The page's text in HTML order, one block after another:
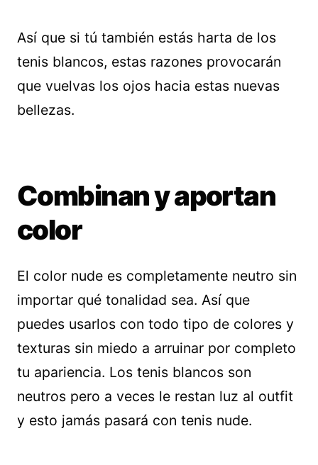
Así que si tú también estás harta de los
tenis blancos, estas razones provocarán
que vuelvas los ojos hacia estas nuevas
bellezas.
Combinan y aportan
color
El color nude es completamente neutro sin
importar qué tonalidad sea. Así que
puedes usarlos con todo tipo de colores y
texturas sin miedo a arruinar por completo
tu apariencia. Los tenis blancos son
neutros pero a veces le restan luz al outfit
y esto jamás pasará con tenis nude.